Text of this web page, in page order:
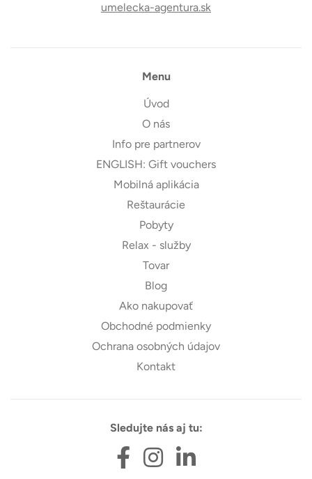
umelecka-agentura.sk
Menu
Úvod
O nás
Info pre partnerov
ENGLISH: Gift vouchers
Mobilná aplikácia
Reštaurácie
Pobyty
Relax - služby
Tovar
Blog
Ako nakupovať
Obchodné podmienky
Ochrana osobných údajov
Kontakt
Sledujte nás aj tu: